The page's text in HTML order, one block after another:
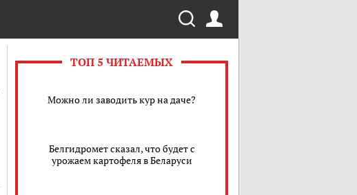
ТОП 5 ЧИТАЕМЫХ
Можно ли заводить кур на даче?
Белгидромет сказал, что будет с
урожаем картофеля в Беларуси